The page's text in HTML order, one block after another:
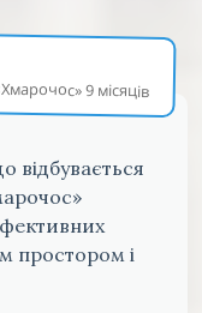
9 місяців
відбувається
простором і